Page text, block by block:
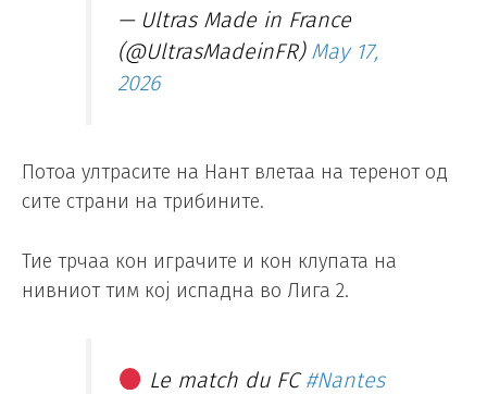
— Ultras Made in France
(@UltrasMadeinFR) May 17,
2026
Потоа ултрасите на Нант влетаа на теренот од
сите страни на трибините.
Тие трчаа кон играчите и кон клупата на
нивниот тим кој испадна во Лига 2.
Le match du FC#Nantes